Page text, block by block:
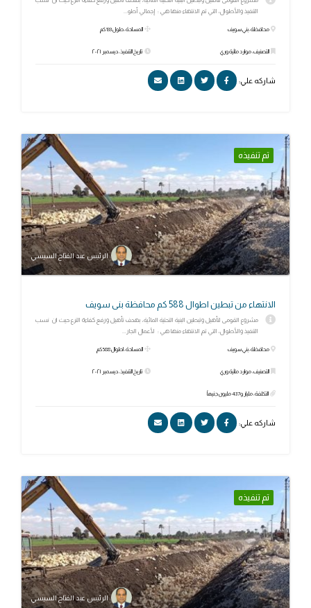
التنفيذ والأطوال، التي تم الانتهاء منها هي : إجمالي أطو...
محافظة: بني سويف
التصنيف: موارد مائية وري
المساحة: طول 133 كم
تاريخ التنفيذ: ديسمبر ٢٠٢١
شاركه علي:
تم تنفيذه
الرئيس عبد الفتاح السيسي
الانتهاء من تبطين اطوال 588 كم محافظة بنى سويف
مشروع القومى لتأهيل وتبطين البنية التحتية المائية، بهدف تأهيل ورفع كفاءة الترع حيث ان نسب
التنفيذ والأطوال، التي تم الانتهاء منها هي : لأعمال الجار...
محافظة: بني سويف
التصنيف: موارد مائية وري
التكلفة: مليار و437 مليون جنيهاً
المساحة: اطوال 588 كم
تاريخ التنفيذ: ديسمبر ٢٠٢١
شاركه علي:
تم تنفيذه
الرئيس عبد الفتاح السيسي